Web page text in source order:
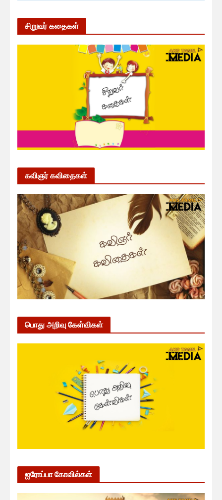
சிறுவர் கதைகள்
கவிஞர் கவிதைகள்
பொது அறிவு கேள்விகள்
ஐரோப்பா கோவில்கள்